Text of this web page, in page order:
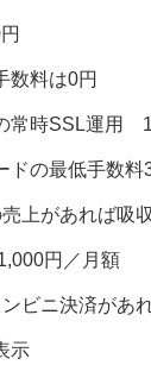
料は0円
時SSL運用
の最低手数料
あれば吸収
円／月額
決済があれ
示